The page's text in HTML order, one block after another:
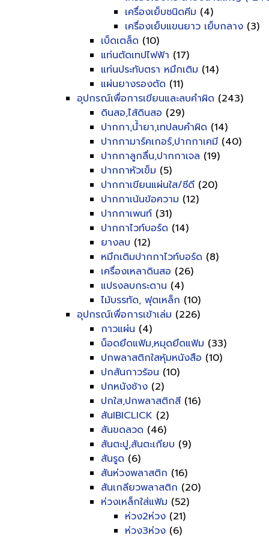
เครื่องเย็บชนิดคีม (4)
เครื่องเย็บแขนยาว เย็บกลาง (3)
เบ็ดเตล็ด (10)
แท่นตัดเทปไฟฟ้า (17)
แท่นประทับตรา หมึกเติม (14)
แผ่นยางรองตัด (11)
อุปกรณ์เพื่อการเขียนและลบคำผิด (243)
ดินสอ,ไส้ดินสอ (29)
ปากกา,น้ำยา,เทปลบคำผิด (14)
ปากกามาร์คเกอร์,ปากกาเคมี (40)
ปากกาลูกลื่น,ปากกาเจล (19)
ปากกาหัวเข็ม (5)
ปากกาเขียนแผ่นใส/ซีดี (20)
ปากกาเน้นข้อความ (12)
ปากกาเพนท์ (31)
ปากกาไวท์บอร์ด (14)
ยางลบ (12)
หมึกเติมปากกาไวท์บอร์ด (8)
เครื่องเหลาดินสอ (26)
แปรงลบกระดาน (4)
ไม้บรรทัด, ฟุตเหล็ก (10)
อุปกรณ์เพื่อการเข้าเล่ม (226)
กาวแผ่น (4)
น็อดยึดแฟ้ม,หมุดยึดแฟ้ม (33)
ปกพลาสติกใสหุ้มหนังสือ (10)
ปกสันกาวร้อน (10)
ปกหนังช้าง (2)
ปกใส,ปกพลาสติกสี (16)
สันIBICLICK (2)
สันขดลวด (46)
สันตะปู,สันตะเกียบ (9)
สันรูด (6)
สันห่วงพลาสติก (16)
สันเกลียวพลาสติก (20)
ห่วงเหล็กใส่แฟ้ม (52)
ห่วง2ห่วง (21)
ห่วง3ห่วง (6)